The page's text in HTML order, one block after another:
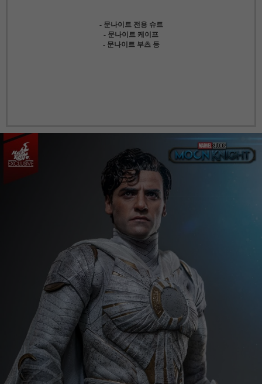
- 문나이트 전용 슈트
- 문나이트 케이프
- 문나이트 부츠 등